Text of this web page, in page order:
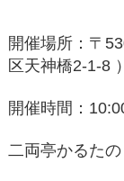
開催場所：〒
区天神橋2-1-8 ）
開催時間：
二両亭かるた